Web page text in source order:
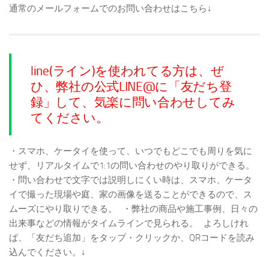
通常のメールフォームでのお問い合わせはこちら↓
line(ライン)を使われてる方は、ぜ
ひ、弊社の公式LINE@に「友だち登
録」して、気楽に問い合わせしてみ
てください。
・スマホ、ケータイを使って、いつでもどこでも周りを気に
せず、リアルタイムで1:1の問い合わせのやり取りができる。
・問い合わせで文字では説明しにくい時は、スマホ、ケータ
イで撮った現場や庭、家の画像を送ることができるので、ス
ムーズにやり取りできる。
・弊社の商品や施工事例、日々の
出来事などの情報がタイムラインで見られる。
よろしけれ
ば、「友だち追加」をタップ・クリックか、QRコードを読み
込んでください。↓